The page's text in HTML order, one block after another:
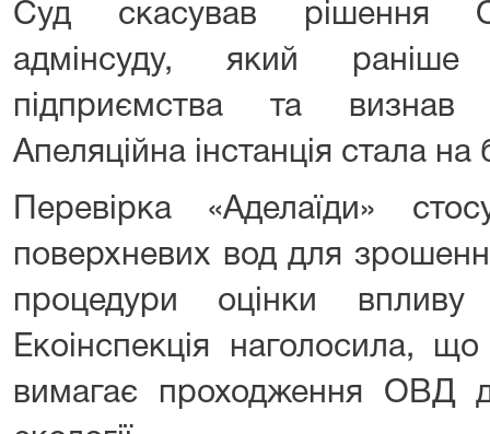
Суд скасував рішення
адмінсуду, який раніше
підприємства та визнав
Апеляційна інстанція стала на
Перевірка «Аделаїди»
поверхневих вод для
процедури оцінки
Екоінспекція наголосила,
вимагає проходження ОВД